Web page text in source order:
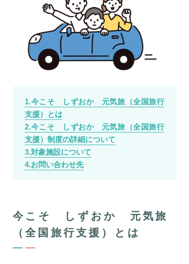
1.今こそ しずおか 元気旅（全国旅行
支援）とは
2.今こそ しずおか 元気旅（全国旅行
支援）制度の詳細について
3.対象施設について
4.お問い合わせ先
今こそ しずおか 元気旅
（全国旅行支援）とは